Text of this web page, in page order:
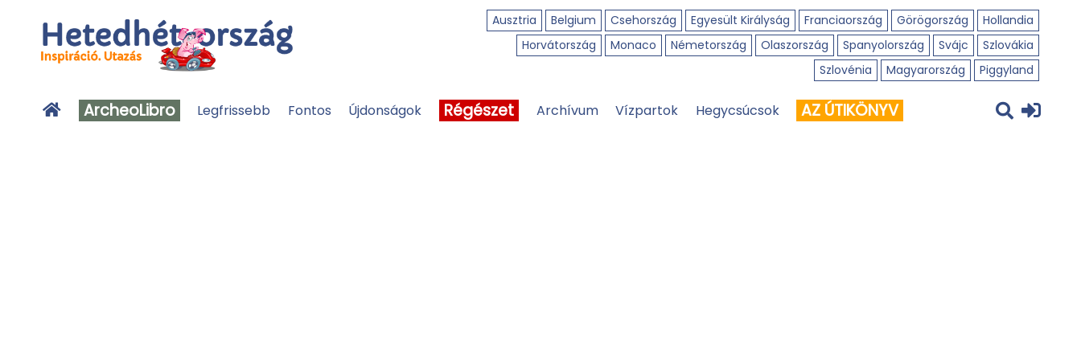
Ausztria Belgium Csehország Egyesült Királyság Franciaország Görögország
Hollandia
Horvátország
Monaco Németország Olaszország Spanyolország Svájc
Szlovákia
Szlovénia
Magyarország Piggyland
ArcheoLibro Legfrissebb Fontos Újdonságok Régészet Archívum Vízpartok Hegycsúcsok AZ ÚTIKÖNYV